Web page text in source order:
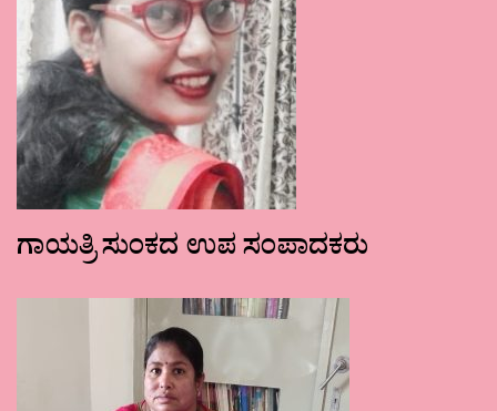
ಗಾಯತ್ರಿ ಸುಂಕದ ಉಪ ಸಂಪಾದಕರು